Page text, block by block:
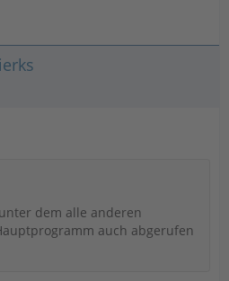
dem alle anderen
auch abgerufen